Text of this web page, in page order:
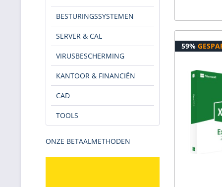
BESTURINGSSYSTEMEN
SERVER & CAL
VIRUSBESCHERMING
KANTOOR & FINANCIËN
CAD
TOOLS
ONZE BETAALMETHODEN
59%